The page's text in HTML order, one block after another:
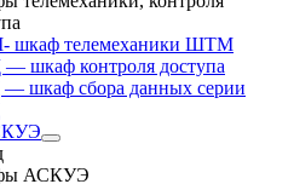
телемеханики ШТМ
шкаф контроля доступа
шкаф сбора данных серии
АСКУЭ